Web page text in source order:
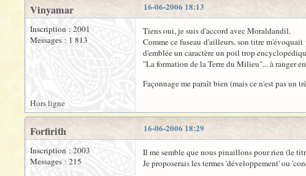
16-06-2006 18:13
Vinyamar
Inscription : 2001
Messages : 1 813
Tiens oui, je suis d'accord avec Moraldandil.
Comme ce fuseau d'ailleurs, son titre
d'emblée un caractère un poil trop
"La formation de la Terre du Milieu"... à ranger
Façonnage me paraît bien (mais ce n'est pas
Hors ligne
16-06-2006 18:29
Forfirith
Inscription : 2003
Messages : 215
Il me semble que nous pinaillons pour rien (le
Je proposerais les termes 'développement' ou